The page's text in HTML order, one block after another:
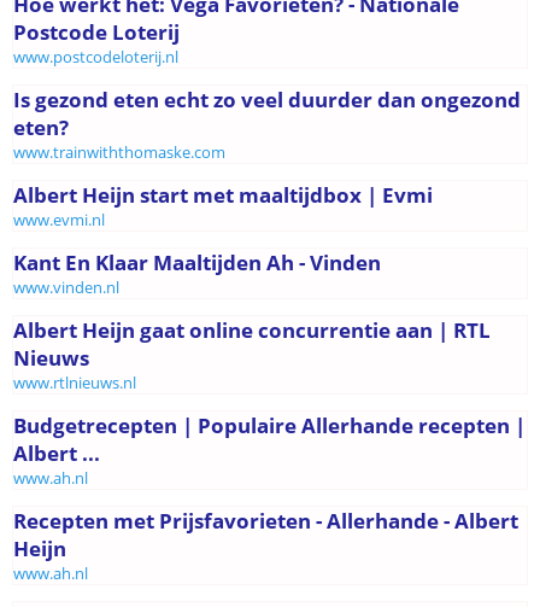
Postcode Loterij
www.postcodeloterij.nl
Is gezond eten echt zo veel duurder dan ongezond
eten?
www.trainwiththomaske.com
Albert Heijn start met maaltijdbox | Evmi
www.evmi.nl
Kant En Klaar Maaltijden Ah - Vinden
www.vinden.nl
Albert Heijn gaat online concurrentie aan | RTL
Nieuws
www.rtlnieuws.nl
Budgetrecepten | Populaire Allerhande recepten |
Albert ...
www.ah.nl
Recepten met Prijsfavorieten - Allerhande - Albert
Heijn
www.ah.nl